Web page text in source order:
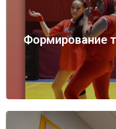
Формирование